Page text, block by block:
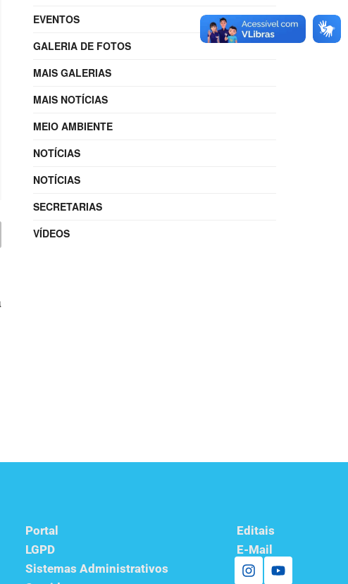
EVENTOS
GALERIA DE FOTOS
MAIS GALERIAS
MAIS NOTÍCIAS
MEIO AMBIENTE
NOTÍCIAS
NOTÍCIAS
SECRETARIAS
VÍDEOS
Portal
LGPD
Sistemas Administrativos
Editais
E-Mail